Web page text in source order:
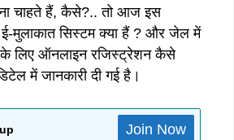
चाहते हैं, कैसे?.. तो आज इस
मुलाकात सिस्टम क्या हैं ? और जेल में
के लिए ऑनलाइन रजिस्ट्रेशन कैसे
में जानकारी दी गई है।
Join Now